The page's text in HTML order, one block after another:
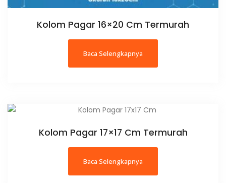
Kolom Pagar 16×20 Cm Termurah
Baca Selengkapnya
Kolom Pagar 17×17 Cm Termurah
Baca Selengkapnya